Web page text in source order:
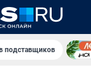
подставщиков